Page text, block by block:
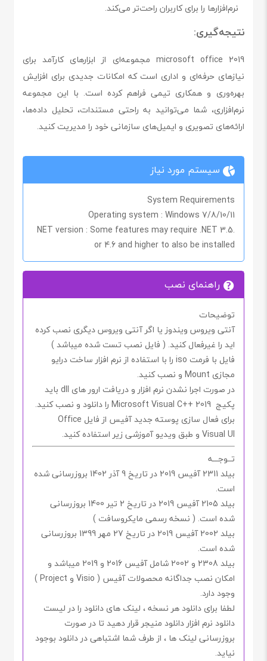
نرم‌افزارها را برای کاربران راحت‌تر می‌کند.
نتیجه‌گیری:
microsoft office 2019 مجموعه‌ای از ابزارهای کارآمد برای
نیازهای حرفه‌ای و اداری است که امکانات جدیدی برای افزایش
بهره‌وری و همکاری تیمی فراهم کرده است. با این مجموعه
نرم‌افزاری، شما می‌توانید به راحتی مستندات، تحلیل داده‌ها،
ارائه‌های تصویری و ایمیل‌های سازمانی خود را مدیریت کنید.
سیستم مورد نیاز
System Requirements
Operating system : Windows 7/8/10/11
.
NET version : Some features may require .NET 3.5
or 4.6 and higher to also be installed
راهنمای نصب
توضیحات
آنتی ویروس ویندوز یا اگر آنتی ویروس دیگری نصب کرده
اید را غیرفعال کنید. ( فایل نصب تست شده میباشد)
فایل با فرمت iso را با استفاده از نرم افزار ساخت درایو
مجازی Mount و نصب کنید.
در صورت اجرا نشدن نرم افزار و دریافت ارور های dll باید
پکیج 2019 ++Microsoft Visual C
را دانلود و نصب کنید.
برای فعال سازی پوسته جدید آفیس از فایل Office
Visual UI و طبق ویدیو آموزشی زیر استفاده کنید.
تــوجـــه
بیلد 2311 آفیس2019 در تاریخ9 آذر 1402
بروزرسانی شده
است.
بیلد 2105 آفیس2019 در تاریخ 2 تیر 1400 بروزرسانی
شده است. ( نسخه رسمی مایکروسافت )
بیلد 2002 آفیس2019 در تاریخ 27 مهر1399 بروزرسانی
شده است.
بیلد 2308 و 2002 شامل آفیس2016 و2019 میباشد و
امکان نصب جداگانه محصولات آفیس ( Visio و Project
)
وجوددارد.
لطفا برای دانلود هر نسخه ، لینک های دانلود را در لیست
دانلود نرم افزار دانلود منیجر قرار دهید تا در صورت
بروزرسانی لینک ها ، از طرف شما اشتباهی در دانلود بوجود
نیاید.